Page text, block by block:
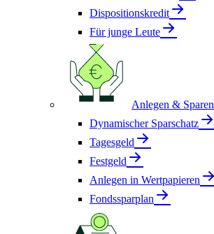
Dispositionskredit
Für junge Leute
Anlegen & Sparen
Dynamischer Sparschatz
Tagesgeld
Festgeld
Anlegen in Wertpapieren
Fondssparplan